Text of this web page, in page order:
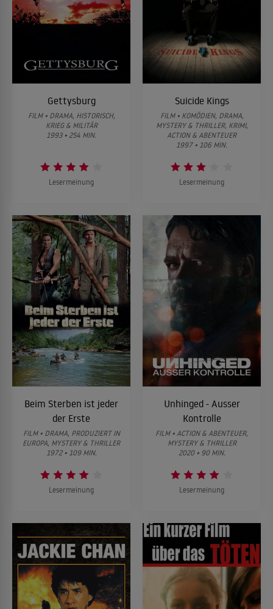
Gettysburg
FILM • DRAMA, HISTORISCH,
KRIEG & MILITÄR
1993 • 254 MIN.
Lesermeinung
Suicide Kings
FILM • KOMÖDIEN, DRAMA,
MYSTERY & THRILLER, KRIMI,
ACTION & ABENTEUER
1997 • 106 MIN.
Lesermeinung
Beim Sterben ist jeder
der Erste
FILM • DRAMA, PRODUZIERT IN
EUROPA, MYSTERY & THRILLER
1972 • 109 MIN.
Lesermeinung
Unhinged - Ausser
Kontrolle
FILM • ACTION & ABENTEUER,
MYSTERY & THRILLER
2020 • 90 MIN.
Lesermeinung